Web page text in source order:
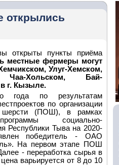
открылись
открыты пункты приёма
местные фермеры могут
Улуг-Хемском,
Чаа-Хольском, Бай-
г. Кызыле.
года по результатам
по организации
шерсти (ПОШ), в рамках
социально-
Республики Тыва на 2020-
победитель - ОАО
На первом этапе ПОШ
- переработка сырья в
варьируется от 8 до 10